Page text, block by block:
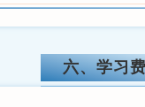
六、学习